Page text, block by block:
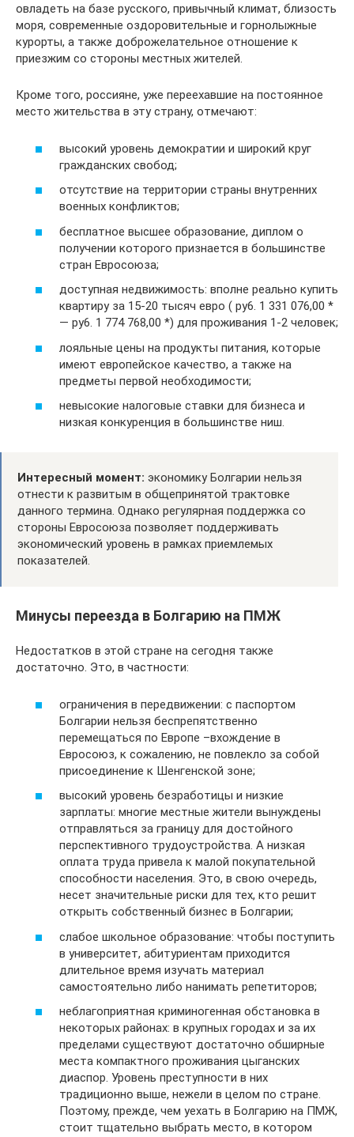
овладеть на базе русского, привычный климат, близость
моря, современные оздоровительные и горнолыжные
курорты, а также доброжелательное отношение к
приезжим со стороны местных жителей.
Кроме того, россияне, уже переехавшие на постоянное
место жительства в эту страну, отмечают:
высокий уровень демократии и широкий круг
гражданских свобод;
отсутствие на территории страны внутренних
военных конфликтов;
бесплатное высшее образование, диплом о
получении которого признается в большинстве
стран Евросоюза;
доступная недвижимость: вполне реально купить
квартиру за 15-20 тысяч евро ( py6. 1 331 076,00 *
— py6. 1 774 768,00 *) для проживания 1-2 человек;
лояльные цены на продукты питания, которые
имеют европейское качество, а также на
предметы первой необходимости;
невысокие налоговые ставки для бизнеса и
низкая конкуренция в большинстве ниш.
Интересный момент: экономику Болгарии нельзя
отнести к развитым в общепринятой трактовке
данного термина. Однако регулярная поддержка со
стороны Евросоюза позволяет поддерживать
экономический уровень в рамках приемлемых
показателей.
Минусы переезда в Болгарию на ПМЖ
Недостатков в этой стране на сегодня также
достаточно. Это, в частности:
ограничения в передвижении: с паспортом
Болгарии нельзя беспрепятственно
перемещаться по Европе –вхождение в
Евросоюз, к сожалению, не повлекло за собой
присоединение к Шенгенской зоне;
высокий уровень безработицы и низкие
зарплаты: многие местные жители вынуждены
отправляться за границу для достойного
перспективного трудоустройства. А низкая
оплата труда привела к малой покупательной
способности населения. Это, в свою очередь,
несет значительные риски для тех, кто решит
открыть собственный бизнес в Болгарии;
слабое школьное образование: чтобы поступить
в университет, абитуриентам приходится
длительное время изучать материал
самостоятельно либо нанимать репетиторов;
неблагоприятная криминогенная обстановка в
некоторых районах: в крупных городах и за их
пределами существуют достаточно обширные
места компактного проживания цыганских
диаспор. Уровень преступности в них
традиционно выше, нежели в целом по стране.
Поэтому, прежде, чем уехать в Болгарию на ПМЖ,
стоит тщательно выбрать место, в котором